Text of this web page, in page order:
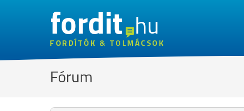
fordithu
FORDÍTÓK & TOLMÁCSOK
Fórum